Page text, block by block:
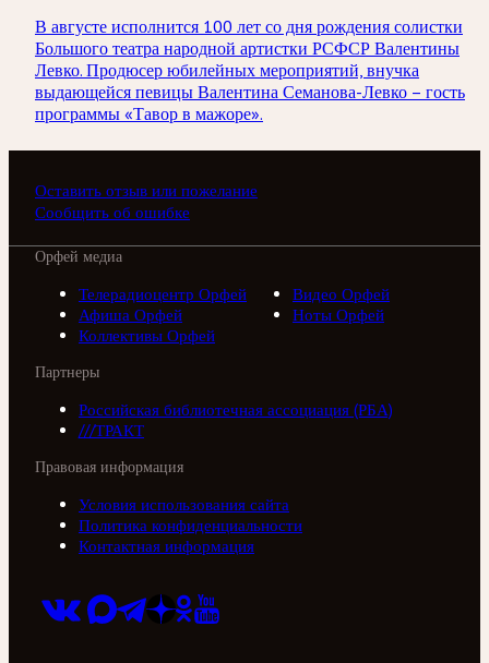
В августе исполнится 100 лет со дня рождения солистки
Большого театра народной артистки РСФСР Валентины
Левко. Продюсер юбилейных мероприятий, внучка
выдающейся певицы Валентина Семанова-Левко – гость
программы «Тавор в мажоре».
Оставить отзыв или пожелание
Сообщить об ошибке
Орфей медиа
Телерадиоцентр Орфей
Видео Орфей
Афиша Орфей
Ноты Орфей
Коллективы Орфей
Партнеры
Российская библиотечная ассоциация (РБА)
///ТРАКТ
Правовая информация
Условия использования сайта
Политика конфиденциальности
Контактная информация